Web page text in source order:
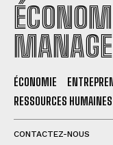
ÉCONOMIE
RESSOURCES HUMAINES
CONTACTEZ-NOUS